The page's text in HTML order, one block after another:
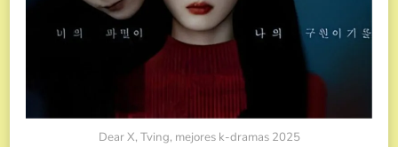
Dear X, Tving, mejores k-dramas 2025